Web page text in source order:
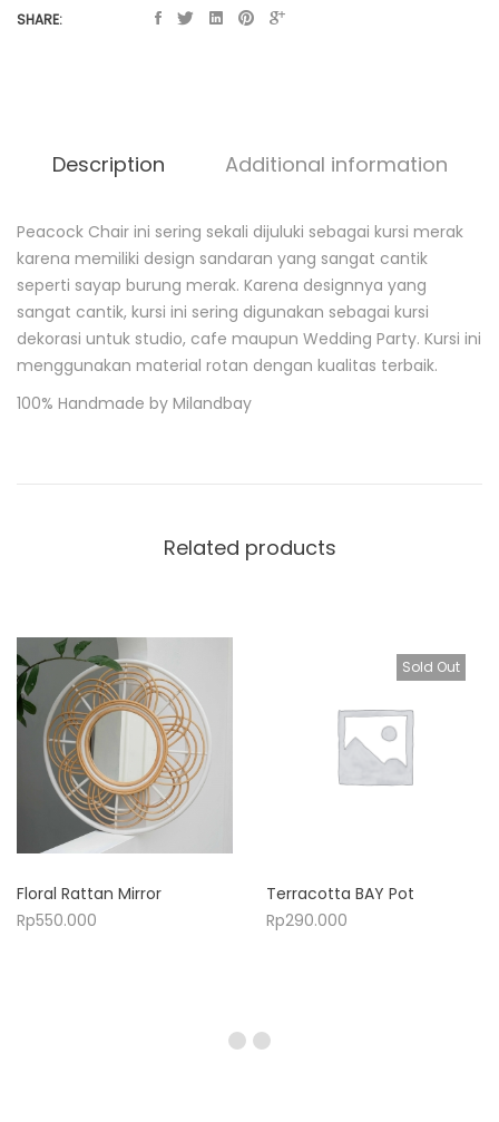
SHARE:
Description Additional information
D
e
s
c
r
i
p
t
i
Peacock Chair ini sering sekali dijuluki sebagai kursi merak
karena memiliki design sandaran yang sangat cantik
seperti sayap burung merak. Karena designnya yang
sangat cantik, kursi ini sering digunakan sebagai kursi
dekorasi untuk studio, cafe maupun Wedding Party. Kursi ini
menggunakan material rotan dengan kualitas terbaik.
100% Handmade by Milandbay
Related products
Floral Rattan Mirror
Rp550.000
Sold Out
Terracotta BAY Pot
Rp290.000